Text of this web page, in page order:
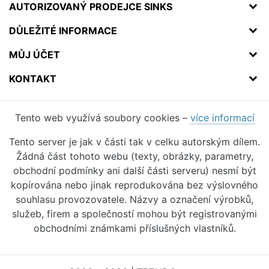
AUTORIZOVANÝ PRODEJCE SINKS
DŮLEŽITÉ INFORMACE
MŮJ ÚČET
KONTAKT
Tento web využívá soubory cookies – více informací
Tento server je jak v části tak v celku autorským dílem.
Žádná část tohoto webu (texty, obrázky, parametry,
obchodní podmínky ani další části serveru) nesmí být
kopírována nebo jinak reprodukována bez výslovného
souhlasu provozovatele. Názvy a označení výrobků,
služeb, firem a společností mohou být registrovanými
obchodními známkami příslušných vlastníků.